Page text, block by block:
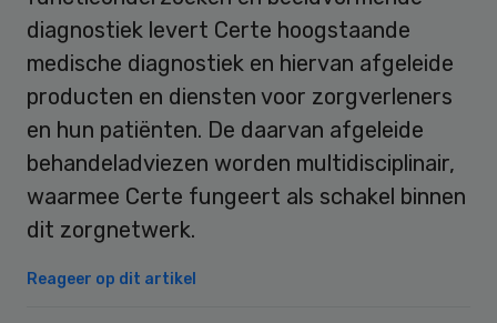
diagnostiek levert Certe hoogstaande
medische diagnostiek en hiervan afgeleide
producten en diensten voor zorgverleners
en hun patiënten. De daarvan afgeleide
behandeladviezen worden multidisciplinair,
waarmee Certe fungeert als schakel binnen
dit zorgnetwerk.
Reageer op dit artikel